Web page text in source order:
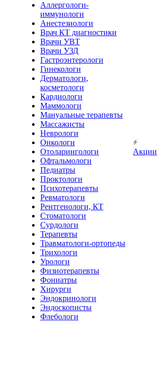
Аллергологи-
иммунологи
Анестезиологи
Врач КТ диагностики
Врачи УВТ
Врачи УЗД
Гастроэнтерологи
Гинекологи
Дерматологи,
косметологи
Кардиологи
Маммологи
Мануальные терапевты
Массажисты
Неврологи
Онкологи
Отоларингологи
Офтальмологи
Педиатры
Проктологи
Психотерапевты
Ревматологи
Рентгенологи, КТ
Стоматологи
Сурдологи
Терапевты
Травматологи-ортопеды
Трихологи
Урологи
Физиотерапевты
Фониатры
Хирурги
Эндокринологи
Эндоскописты
Флебологи
Акции